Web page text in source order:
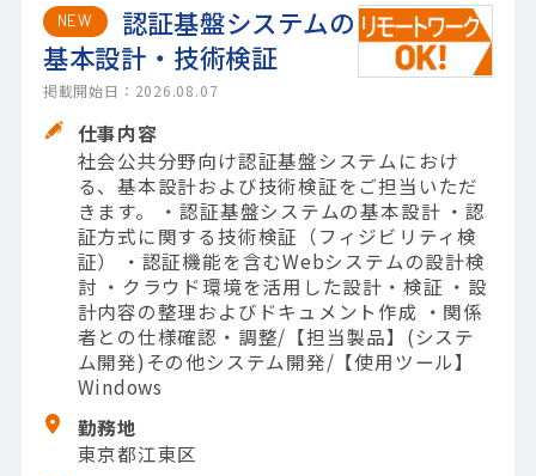
NEW
認証基盤システムの
基本設計・技術検証
掲載開始日：2026.08.07
仕事内容
社会公共分野向け認証基盤システムにおけ
る、基本設計および技術検証をご担当いただ
きます。 ・認証基盤システムの基本設計 ・認
証方式に関する技術検証（フィジビリティ検
証） ・認証機能を含むWebシステムの設計検
討 ・クラウド環境を活用した設計・検証 ・設
計内容の整理およびドキュメント作成 ・関係
者との仕様確認・調整/【担当製品】(システ
ム開発)その他システム開発/【使用ツール】
Windows
勤務地
東京都江東区